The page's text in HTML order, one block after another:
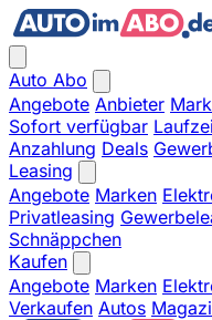
Auto Abo
Angebote Anbieter
Sofort verfügbar
Anzahlung Deals
Leasing
Angebote Marken
Privatleasing
Schnäppchen
Kaufen
Angebote Marken
Verkaufen Autos